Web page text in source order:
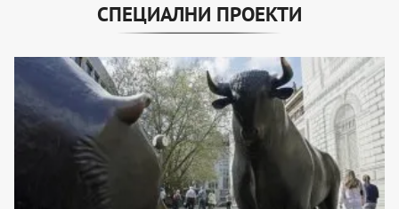
СПЕЦИАЛНИ ПРОЕКТИ